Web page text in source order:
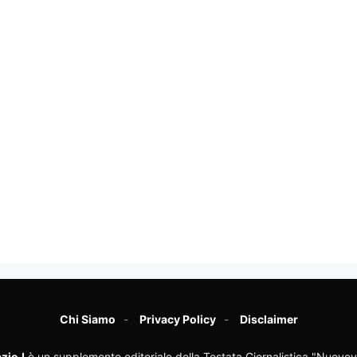
Chi Siamo Privacy Policy Disclaimer